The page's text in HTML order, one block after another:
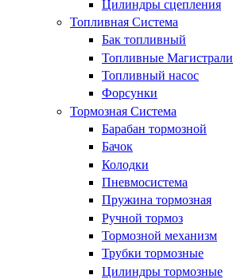
Цилиндры сцепления
Топливная Система
Бак топливный
Топливные Магистрали
Топливный насос
Форсунки
Тормозная Система
Барабан тормозной
Бачок
Колодки
Пневмосистема
Пружина тормозная
Ручной тормоз
Тормозной механизм
Трубки тормозные
Цилиндры тормозные